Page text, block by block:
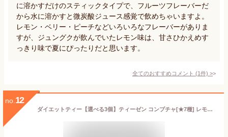
に溶かすだけのスティックタイプで、フルーツフレーバーだ
から水に溶かすと微炭酸ジュース感覚で飲めちゃいますよ。
レモン・ベリー・ピーチなどいろいろなフレーバーがありま
すが、ジュングクが飲んでいたレモン味は、甘さひかえめす
っきり味で夏にぴったりだと思います。
全てのおすすめコメント (1件) >
no. 12
ダイエットティー【選べる3個】ティーゼン コンブチャ[★7種] レモン / ラズベリー / 梅(ウメ) / モモ(桃) / シャインマスカット /ヴァンショー/ハイボール【正規品】TEAZEN KOMBUCHA ダイエット紅茶 ダイエットクレンズ コンブ茶 炭酸飲料 発酵飲料